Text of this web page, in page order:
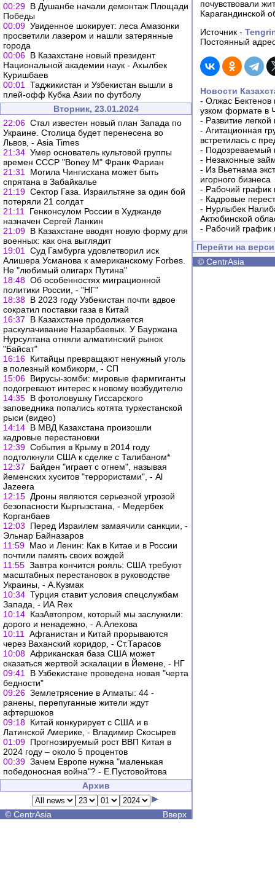
00:29 В Душанбе начали демонтаж Площади
Победы
00:09 Увиденное шокирует: леса Амазонки
просветили лазером и нашли затерянные
города
00:06 В Казахстане новый президент
Национальной академии наук - Ахылбек
Куришбаев
00:01
Таджикистан и Узбекистан вышли в
плей-офф Кубка Азии по футболу
Вторник, 23.01.2024
22:06 Стал известен новый план Запада по
Украине. Столица будет перенесена во
Львов, - Asia Times
21:34 Умер основатель культовой группы
времен СССР "Boney M" Франк Фариан
21:31
Могила Чингисхана может быть
спрятана в Забайкалье
21:19 Сектор Газа. Израильтяне за один бой
потеряли 21 солдат
21:11
Генконсулом России в Худжанде
назначен Сергей Ланкин
21:09 В Казахстане вводят новую форму для
военных: как она выглядит
19:01
Суд Гамбурга удовлетворил иск
Алишера Усманова к американскому Forbes.
Не "любимый олигарх Путина"
18:48 Об особенностях миграционной
политики России, - "НГ"
18:38 В 2023 году Узбекистан почти вдвое
сократил поставки газа в Китай
16:37
В Казахстане продолжается
раскулачивание Назарбаевых. У Бауржана
Нурсултана отняли алматинский рынок
"Байсат"
16:16 Китайцы превращают ненужный уголь
в полезный комбикорм, - СП
15:06 Вирусы-зомби: мировые фармгиганты
подогревают интерес к новому возбудителю
14:35 В фотоловушку Гиссарского
заповедника попались котята туркестанской
рыси (видео)
14:14 В МВД Казахстана произошли
кадровые перестановки
12:39 События в Крыму в 2014 году
подтолкнули США к сделке с Талибаном*
12:37
Байден "играет с огнем", называя
йеменских хуситов "террористами", - Al
Jazeera
12:15 Дроны являются серьезной угрозой
безопасности Кыргызстана, - Медербек
Корганбаев
12:03
Перед Израилем замаячили санкции, -
Эльнар Байназаров
11:59 Мао и Ленин: Как в Китае и в России
почтили память своих вождей
11:55 Завтра кончится рояль: США требуют
масштабных перестановок в руководстве
Украины, - А.Кузмак
10:34 Турция ставит условия спецслужбам
Запада, - ИА Rex
10:14 КазАвтопром, который мы заслужили:
дорого и ненадежно, - А.Алехова
10:11
Афганистан и Китай прорываются
через Ваханский коридор, - Ст.Тарасов
10:08 Африканская база США может
оказаться жертвой эскалации в Йемене, - НГ
09:41
В Узбекистане проведена новая "черта
бедности"
09:26 Землетрясение в Алматы: 44 -
ранены, перепуганные жители ждут
афтершоков
09:18 Китай конкурирует с США и в
Латинской Америке, - Владимир Скосырев
01:09 Прогнозируемый рост ВВП Китая в
2024 году – около 5 процентов
00:39 Зачем Европе нужна "маленькая
победоносная война"? - Е.Пустовойтова
Архив
© CentrAsia Вверх
почувствовали
Карагандинской
Источник -
Постоянный
Новости
- Олжас Бектенов
узком формате в
- Развитие
- Агитационная
встретилась с
- Подозреваемый
- Незаконные
- Из Вьетнама
игорного бизнеса
- Рабочий график
- Кадровые
- Нурлыбек
Актюбинской
- Рабочий график
Перейти на
© CentrAsia